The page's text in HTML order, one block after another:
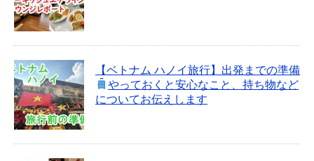
【ベトナム ハノイ旅行】出発までの準備
やっておくと安心なこと、持ち物など
についてお伝えします